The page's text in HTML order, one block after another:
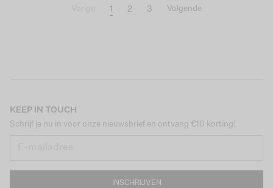
1 2 3 Volgende
KEEP IN TOUCH
Schrijf je nu in voor onze nieuwsbrief en ontvang €10 korting!
INSCHRIJVEN